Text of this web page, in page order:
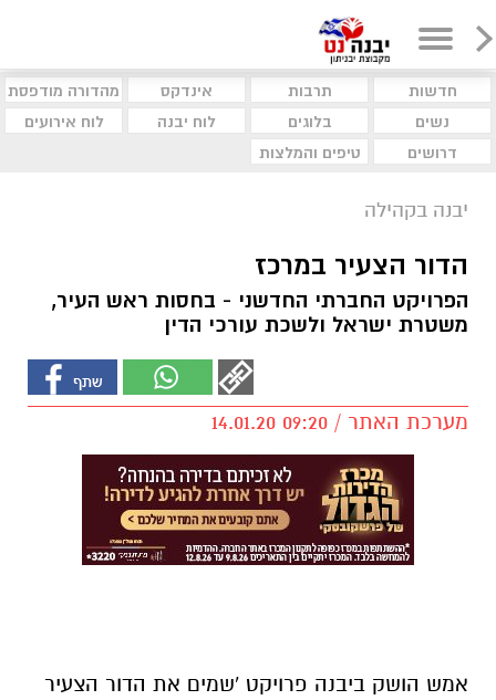
חדשות תרבות אינדקס
מהדורה מודפסת
נשים
בלוגים לוח יבנה
לוח אירועים
דרושים
טיפים והמלצות
יבנה בקהילה
הדור הצעיר במרכז
הפרויקט החברתי החדשני - בחסות ראש העיר,
משטרת ישראל ולשכת עורכי הדין
מערכת האתר / 09:20 14.01.20
אמש הושק ביבנה פרויקט 'שמים את הדור הצעיר